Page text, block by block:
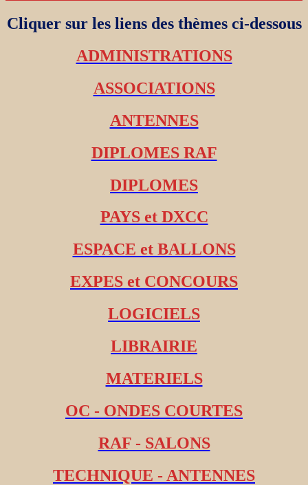
Cliquer sur les liens des thèmes ci-dessous
ADMINISTRATIONS
ASSOCIATIONS
ANTENNES
DIPLOMES RAF
DIPLOMES
PAYS et DXCC
ESPACE et BALLONS
EXPES et CONCOURS
LOGICIELS
LIBRAIRIE
MATERIELS
OC - ONDES COURTES
RAF - SALONS
TECHNIQUE - ANTENNES